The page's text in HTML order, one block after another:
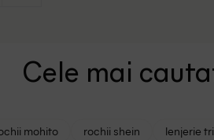
Cele mai
mohito rochii shein lenjerie